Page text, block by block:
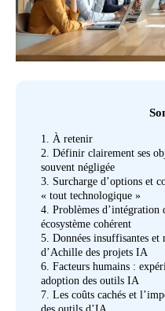
1. À retenir
2. Définir clairement ses
souvent négligée
3. Surcharge d’options et
« tout technologique »
4. Problèmes
écosystème cohérent
5. Données insuffisantes et
d’Achille des projets IA
6. Facteurs humains :
adoption des outils IA
7. Les coûts cachés et